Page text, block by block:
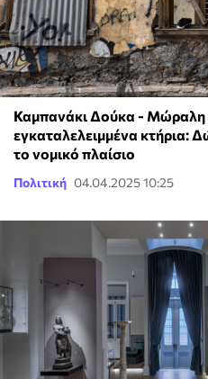
Καμπανάκι Δούκα - Μώραλη
εγκαταλελειμμένα κτήρια:
το νομικό πλαίσιο
Πολιτική 04.04.2025 10:25